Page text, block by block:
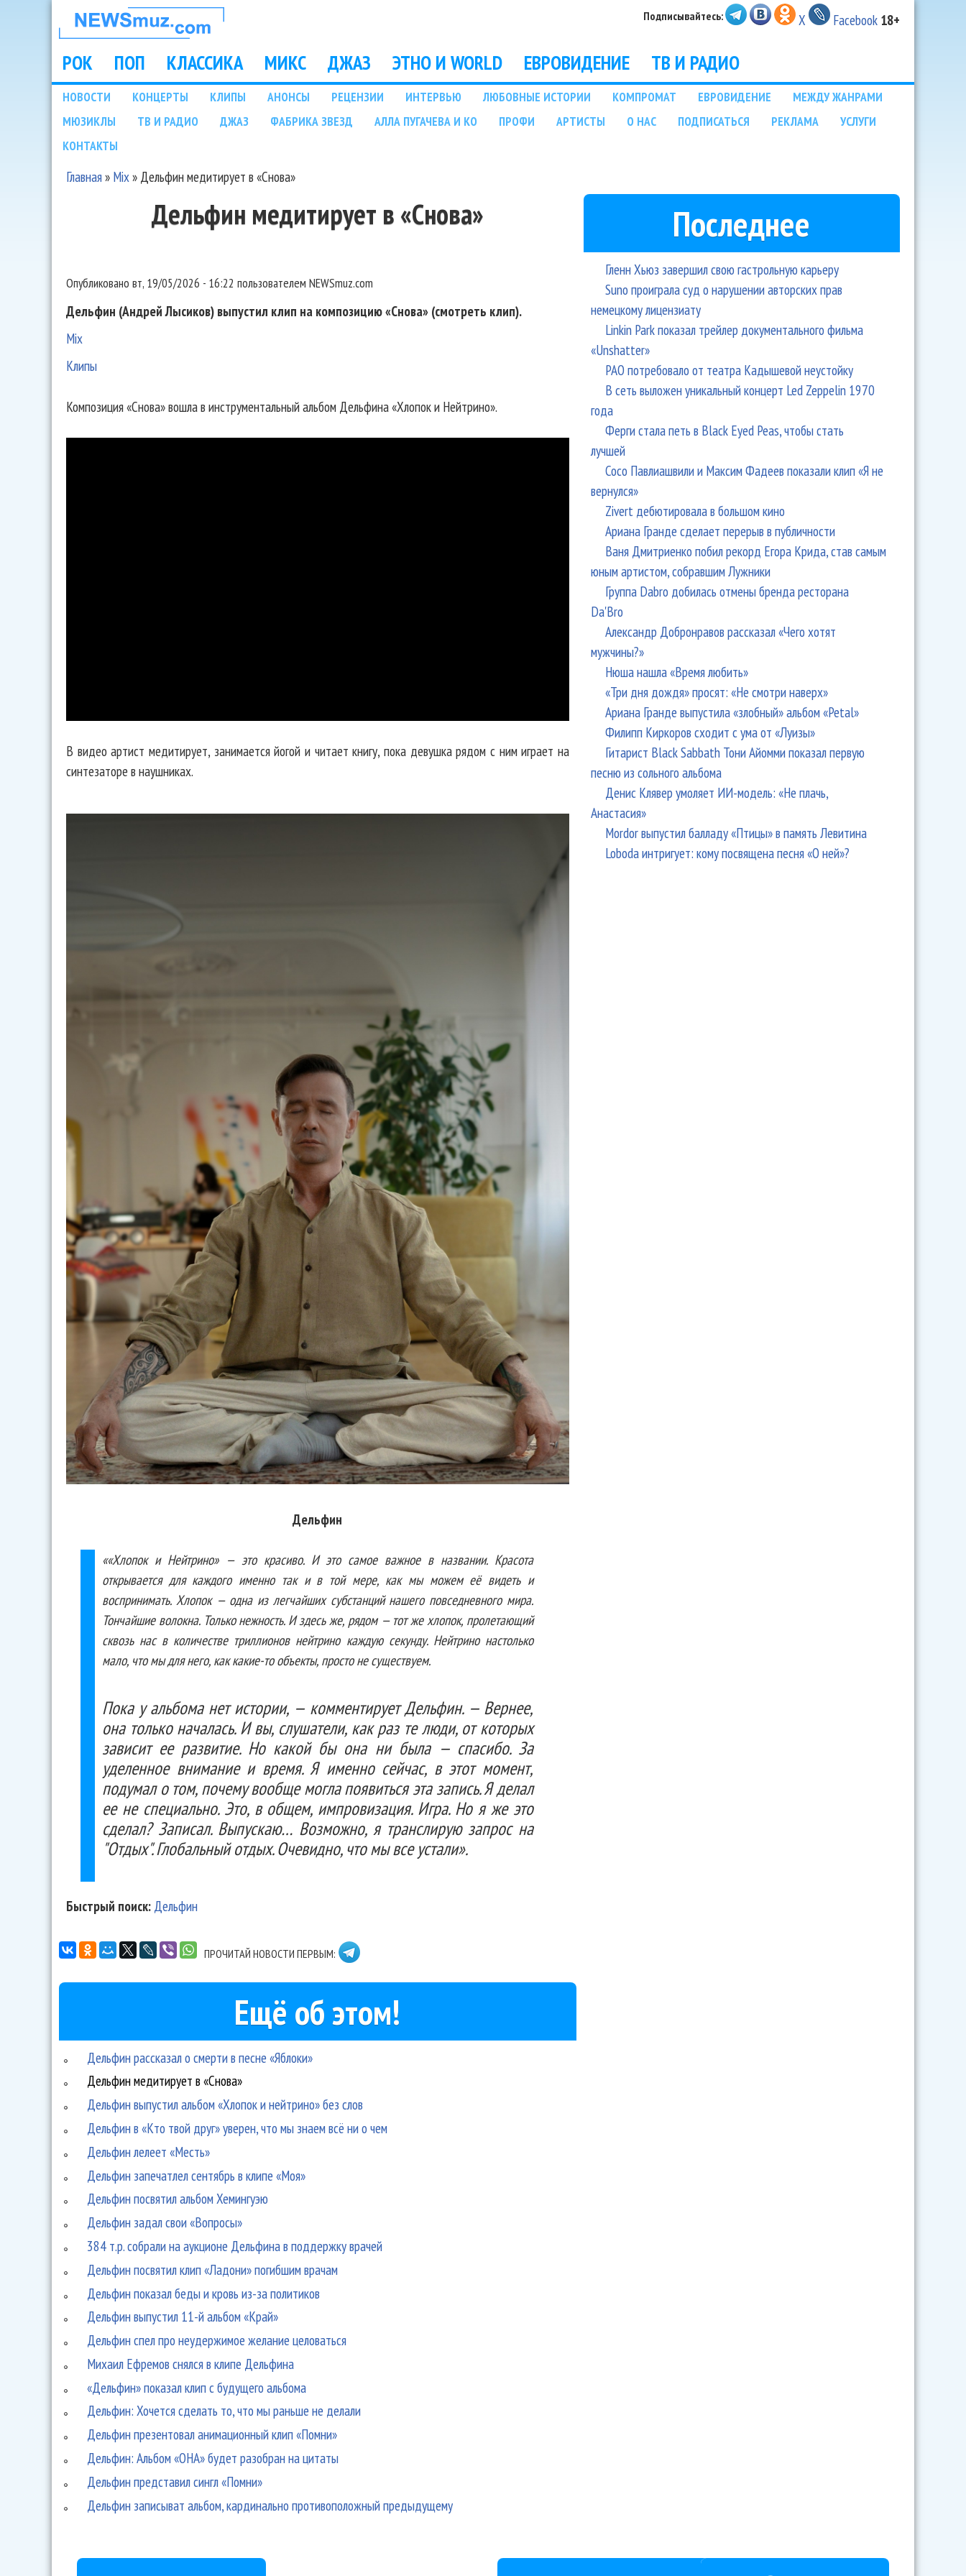
НОВОСТИ
МУЗЫКИ И
ШОУ БИЗНЕСА
NEWSMUZ.COM
Подписывайтесь: X Facebook 18+
Main menu
РОК ПОП КЛАССИКА МИКС ДЖАЗ ЭТНО И WORLD ЕВРОВИДЕНИЕ ТВ И РАДИО
Подразделы
НОВОСТИ КОНЦЕРТЫ КЛИПЫ АНОНСЫ РЕЦЕНЗИИ ИНТЕРВЬЮ ЛЮБОВНЫЕ ИСТОРИИ КОМПРОМАТ ЕВРОВИДЕНИЕ
МЕЖДУ ЖАНРАМИ
МЮЗИКЛЫ
ТВ И РАДИО ДЖАЗ ФАБРИКА ЗВЕЗД АЛЛА ПУГАЧЕВА И КО ПРОФИ АРТИСТЫ О НАС ПОДПИСАТЬСЯ РЕКЛАМА
УСЛУГИ
КОНТАКТЫ
Главная» Mix» Дельфин медитирует в «Снова»
Дельфин медитирует в «Снова»
Опубликовано вт, 19/05/2026 - 16:22 пользователем NEWSmuz.com
Дельфин (Андрей Лысиков) выпустил клип на композицию «Снова» (смотреть клип).
Mix
Клипы
Композиция «Снова» вошла в инструментальный альбом Дельфина «Хлопок и Нейтрино».
В видео артист медитирует, занимается йогой и читает книгу, пока девушка рядом с ним играет на
синтезаторе в наушниках.
Дельфин
««Хлопок и Нейтрино» — это красиво. И это самое важное в названии. Красота
открывается для каждого именно так и в той мере, как мы можем её видеть и
воспринимать. Хлопок — одна из легчайших субстанций нашего повседневного мира.
Тончайшие волокна. Только нежность. И здесь же, рядом — тот же хлопок, пролетающий
сквозь нас в количестве триллионов нейтрино каждую секунду. Нейтрино настолько
мало, что мы для него, как какие-то объекты, просто не существуем.
Пока у альбома нет истории, — комментирует Дельфин. — Вернее,
она только началась. И вы, слушатели, как раз те люди, от которых
зависит ее развитие. Но какой бы она ни была — спасибо. За
уделенное внимание и время. Я именно сейчас, в этот момент,
подумал о том, почему вообще могла появиться эта запись. Я делал
ее не специально. Это, в общем, импровизация. Игра. Но я же это
сделал? Записал. Выпускаю… Возможно, я транслирую запрос на
"Отдых". Глобальный отдых. Очевидно, что мы все устали».
Быстрый поиск: Дельфин
ПРОЧИТАЙ НОВОСТИ ПЕРВЫМ:
Ещё об этом!
Дельфин рассказал о смерти в песне «Яблоки»
Дельфин медитирует в «Снова»
Дельфин выпустил альбом «Хлопок и нейтрино» без слов
Дельфин в «Кто твой друг» уверен, что мы знаем всё ни о чем
Дельфин лелеет «Месть»
Дельфин запечатлел сентябрь в клипе «Моя»
Дельфин посвятил альбом Хемингуэю
Дельфин задал свои «Вопросы»
384 т.р. собрали на аукционе Дельфина в поддержку врачей
Дельфин посвятил клип «Ладони» погибшим врачам
Дельфин показал беды и кровь из-за политиков
Дельфин выпустил 11-й альбом «Край»
Дельфин спел про неудержимое желание целоваться
Михаил Ефремов снялся в клипе Дельфина
«Дельфин» показал клип с будущего альбома
Дельфин: Хочется сделать то, что мы раньше не делали
Дельфин презентовал анимационный клип «Помни»
Дельфин: Альбом «ОНА» будет разобран на цитаты
Дельфин представил сингл «Помни»
Дельфин записыват альбом, кардинально противоположный предыдущему
Последнее
Гленн Хьюз завершил свою гастрольную карьеру
Suno проиграла суд о нарушении авторских прав
немецкому лицензиату
Linkin Park показал трейлер документального фильма
«Unshatter»
РАО потребовало от театра Кадышевой неустойку
В сеть выложен уникальный концерт Led Zeppelin 1970
года
Ферги стала петь в Black Eyed Peas, чтобы стать
лучшей
Сосо Павлиашвили и Максим Фадеев показали клип «Я не
вернулся»
Zivert дебютировала в большом кино
Ариана Гранде сделает перерыв в публичности
Ваня Дмитриенко побил рекорд Егора Крида, став самым
юным артистом, собравшим Лужники
Группа Dabro добилась отмены бренда ресторана
Da'Bro
Александр Добронравов рассказал «Чего хотят
мужчины?»
Нюша нашла «Время любить»
«Три дня дождя» просят: «Не смотри наверх»
Ариана Гранде выпустила «злобный» альбом «Petal»
Филипп Киркоров сходит с ума от «Луизы»
Гитарист Black Sabbath Тони Айомми показал первую
песню из сольного альбома
Денис Клявер умоляет ИИ-модель: «Не плачь,
Анастасия»
Mordor выпустил балладу «Птицы» в память Левитина
Loboda интригует: кому посвящена песня «О ней»?